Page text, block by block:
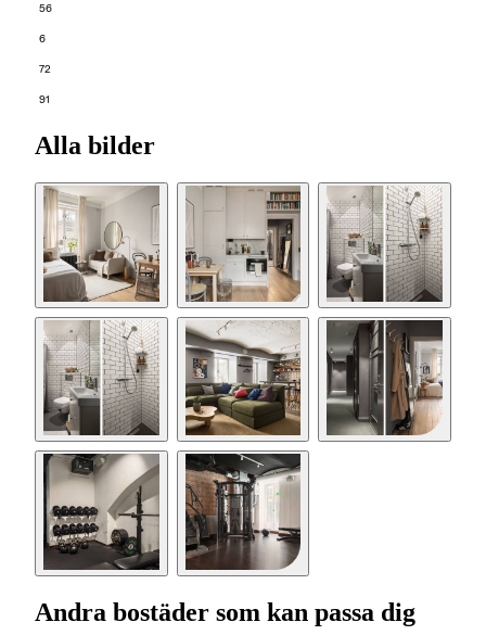
56
6
72
91
Alla bilder
Andra bostäder som kan passa dig